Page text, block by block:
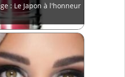
: Le Japon à l'honneur